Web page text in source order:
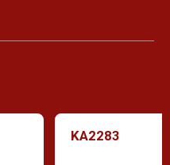
KA2283